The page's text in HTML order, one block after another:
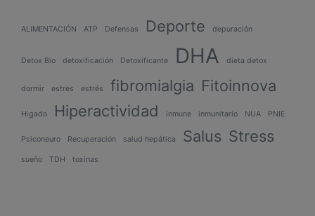
ALIMENTACIÓN ATP Defensas Deporte depuración
Detox Bio detoxificación Detoxificante DHA dieta detox
dormir estres estrés fibromialgia Fitoinnova
Higado Hiperactividad inmune inmunitario NUA PNIE
Psiconeuro Recuperación salud hepática Salus Stress
sueño TDH toxinas